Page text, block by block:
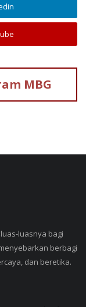
MBG
luasnya bagi
berbagi
dan beretika.